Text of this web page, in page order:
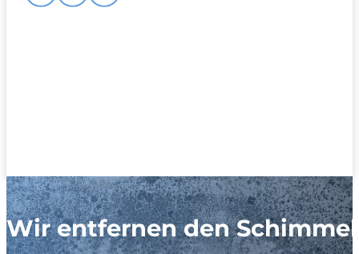
Wir entfernen den